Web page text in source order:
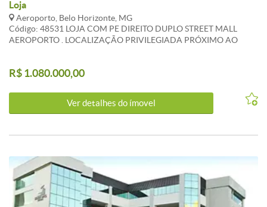
Loja
Aeroporto, Belo Horizonte, MG
Código: 48531 LOJA COM PE DIREITO DUPLO STREET MALL
AEROPORTO . LOCALIZAÇÃO PRIVILEGIADA PRÓXIMO AO
ATUALIZADO EM 01/11/2022 . CARACTERISTICAS: Banhos com
Elevador social - Portão Eletrônico
R$ 1.080.000,00
Ver detalhes do ímovel